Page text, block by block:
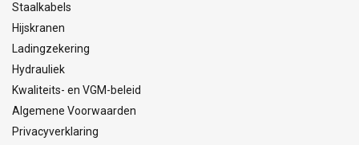
Staalkabels
Hijskranen
Ladingzekering
Hydrauliek
Kwaliteits- en VGM-beleid
Algemene Voorwaarden
Privacyverklaring